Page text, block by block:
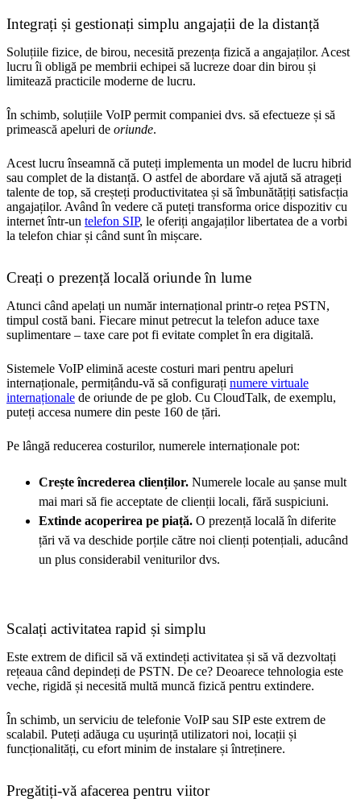
Integrați și gestionați simplu angajații de la distanță
Soluțiile fizice, de birou, necesită prezența fizică a angajaților. Acest
lucru îi obligă pe membrii echipei să lucreze doar din birou și
limitează practicile moderne de lucru.
În schimb, soluțiile VoIP permit companiei dvs. să efectueze și să
primească apeluri de oriunde.
Acest lucru înseamnă că puteți implementa un model de lucru hibrid
sau complet de la distanță. O astfel de abordare vă ajută să atrageți
talente de top, să creșteți productivitatea și să îmbunătățiți satisfacția
angajaților. Având în vedere că puteți transforma orice dispozitiv cu
internet într-un telefon SIP, le oferiți angajaților libertatea de a vorbi
la telefon chiar și când sunt în mișcare.
Creați o prezență locală oriunde în lume
Atunci când apelați un număr internațional printr-o rețea PSTN,
timpul costă bani. Fiecare minut petrecut la telefon aduce taxe
suplimentare – taxe care pot fi evitate complet în era digitală.
Sistemele VoIP elimină aceste costuri mari pentru apeluri
internaționale, permițându-vă să configurați numere virtuale
internaționale de oriunde de pe glob. Cu CloudTalk, de exemplu,
puteți accesa numere din peste 160 de țări.
Pe lângă reducerea costurilor, numerele internaționale pot:
Crește încrederea clienților. Numerele locale au șanse mult
mai mari să fie acceptate de clienții locali, fără suspiciuni.
Extinde acoperirea pe piață. O prezență locală în diferite
țări vă va deschide porțile către noi clienți potențiali, aducând
un plus considerabil veniturilor dvs.
Scalați activitatea rapid și simplu
Este extrem de dificil să vă extindeți activitatea și să vă dezvoltați
rețeaua când depindeți de PSTN. De ce? Deoarece tehnologia este
veche, rigidă și necesită multă muncă fizică pentru extindere.
În schimb, un serviciu de telefonie VoIP sau SIP este extrem de
scalabil. Puteți adăuga cu ușurință utilizatori noi, locații și
funcționalități, cu efort minim de instalare și întreținere.
Pregătiți-vă afacerea pentru viitor